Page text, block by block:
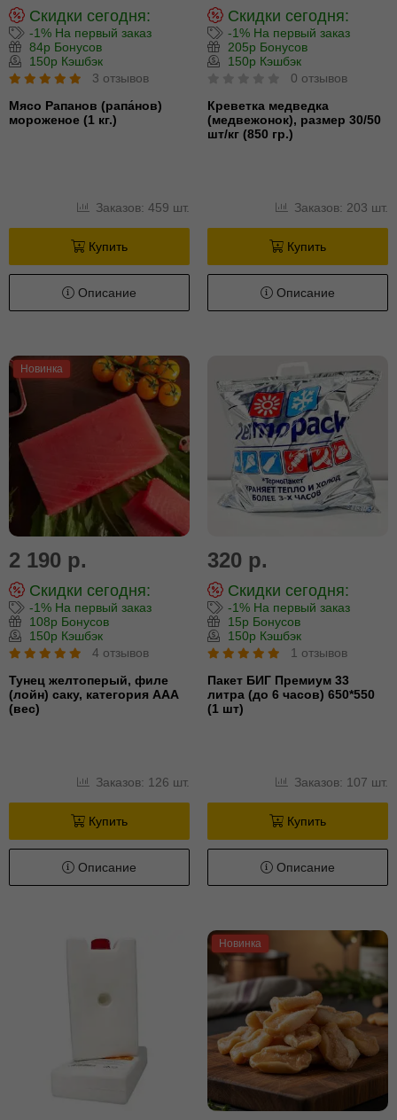
Скидки сегодня:
-1% На первый заказ
84р Бонусов
150р Кэшбэк
3 отзывов
Мясо Рапанов (рапа́нов)
мороженое (1 кг.)
Заказов: 459 шт.
Купить
Описание
Скидки сегодня:
-1% На первый заказ
205р Бонусов
150р Кэшбэк
0 отзывов
Креветка медведка
(медвежонок), размер 30/50
шт/кг (850 гр.)
Заказов: 203 шт.
Купить
Описание
Новинка
2 190 р.
Скидки сегодня:
-1% На первый заказ
108р Бонусов
150р Кэшбэк
4 отзывов
Тунец желтоперый, филе
(лойн) cаку, категория ААА
(вес)
Заказов: 126 шт.
Купить
Описание
320 р.
Скидки сегодня:
-1% На первый заказ
15р Бонусов
150р Кэшбэк
1 отзывов
Пакет БИГ Премиум 33
литра (до 6 часов) 650*550
(1 шт)
Заказов: 107 шт.
Купить
Описание
Новинка